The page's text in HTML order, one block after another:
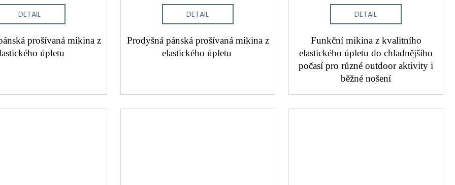
DETAIL
prošívaná mikina z
úpletu
DETAIL
Prodyšná pánská prošívaná mikina z
elastického úpletu
DETAIL
Funkční mikina z kvalitního
elastického úpletu do chladnějšího
počasí pro různé outdoor aktivity i
běžné nošení